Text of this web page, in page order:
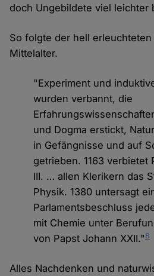
doch Ungebildete viel leichter
So folgte der hell
Mittelalter.
"Experiment und
wurden verbannt, die
und Dogma erstickt,
in Gefängnisse und auf
getrieben. 1163 verbietet
III. … allen Klerikern das
Physik. 1380 untersagt
Parlamentsbeschluss
mit Chemie unter
von Papst Johann XXII."8
Alles Nachdenken und